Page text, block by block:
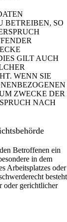
BETREIBEN, SO
GILT AUCH
WENN SIE
ZWECKE DER
NACH
Betroffenen ein
in dem
Arbeitsplatzes oder
besteht
oder gerichtlicher